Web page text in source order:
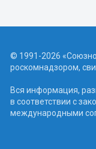
© 1991-2026
роскомнадзором,
Вся информация,
в соответствии с
международными